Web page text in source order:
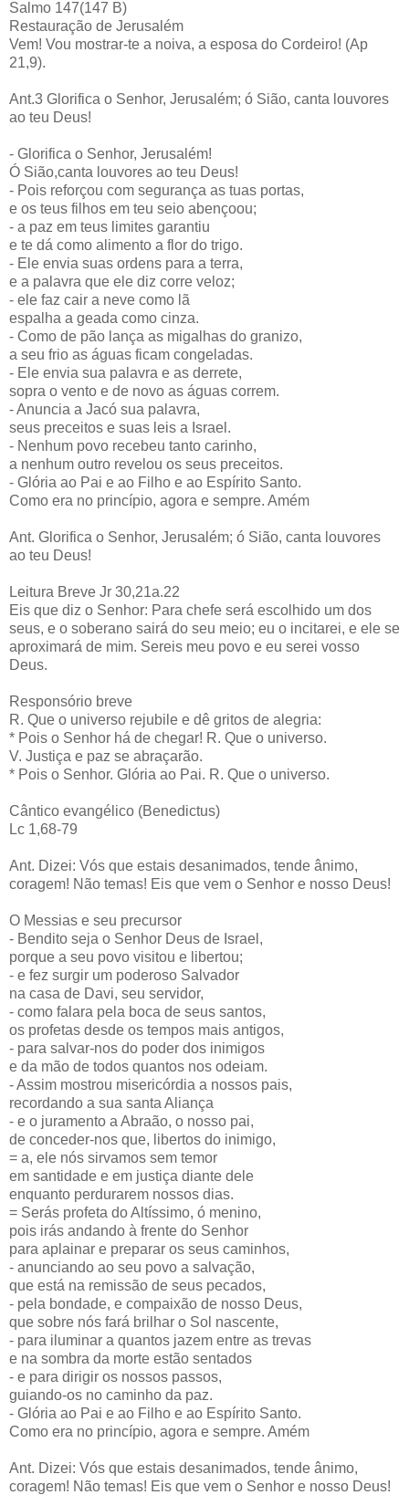
Salmo 147(147 B)
Restauração de Jerusalém
Vem! Vou mostrar-te a noiva, a esposa do Cordeiro! (Ap
21,9).
Ant.3 Glorifica o Senhor, Jerusalém; ó Sião, canta louvores
ao teu Deus!
- Glorifica o Senhor, Jerusalém!
Ó Sião,canta louvores ao teu Deus!
- Pois reforçou com segurança as tuas portas,
e os teus filhos em teu seio abençoou;
- a paz em teus limites garantiu
e te dá como alimento a flor do trigo.
- Ele envia suas ordens para a terra,
e a palavra que ele diz corre veloz;
- ele faz cair a neve como lã
espalha a geada como cinza.
- Como de pão lança as migalhas do granizo,
a seu frio as águas ficam congeladas.
- Ele envia sua palavra e as derrete,
sopra o vento e de novo as águas correm.
- Anuncia a Jacó sua palavra,
seus preceitos e suas leis a Israel.
- Nenhum povo recebeu tanto carinho,
a nenhum outro revelou os seus preceitos.
- Glória ao Pai e ao Filho e ao Espírito Santo.
Como era no princípio, agora e sempre. Amém
Ant. Glorifica o Senhor, Jerusalém; ó Sião, canta louvores
ao teu Deus!
Leitura Breve Jr 30,21a.22
Eis que diz o Senhor: Para chefe será escolhido um dos
seus, e o soberano sairá do seu meio; eu o incitarei, e ele se
aproximará de mim. Sereis meu povo e eu serei vosso
Deus.
Responsório breve
R. Que o universo rejubile e dê gritos de alegria:
* Pois o Senhor há de chegar! R. Que o universo.
V. Justiça e paz se abraçarão.
* Pois o Senhor. Glória ao Pai. R. Que o universo.
Cântico evangélico (Benedictus)
Lc 1,68-79
Ant. Dizei: Vós que estais desanimados, tende ânimo,
coragem! Não temas! Eis que vem o Senhor e nosso Deus!
O Messias e seu precursor
- Bendito seja o Senhor Deus de Israel,
porque a seu povo visitou e libertou;
- e fez surgir um poderoso Salvador
na casa de Davi, seu servidor,
- como falara pela boca de seus santos,
os profetas desde os tempos mais antigos,
- para salvar-nos do poder dos inimigos
e da mão de todos quantos nos odeiam.
- Assim mostrou misericórdia a nossos pais,
recordando a sua santa Aliança
- e o juramento a Abraão, o nosso pai,
de conceder-nos que, libertos do inimigo,
= a, ele nós sirvamos sem temor
em santidade e em justiça diante dele
enquanto perdurarem nossos dias.
= Serás profeta do Altíssimo, ó menino,
pois irás andando à frente do Senhor
para aplainar e preparar os seus caminhos,
- anunciando ao seu povo a salvação,
que está na remissão de seus pecados,
- pela bondade, e compaixão de nosso Deus,
que sobre nós fará brilhar o Sol nascente,
- para iluminar a quantos jazem entre as trevas
e na sombra da morte estão sentados
- e para dirigir os nossos passos,
guiando-os no caminho da paz.
- Glória ao Pai e ao Filho e ao Espírito Santo.
Como era no princípio, agora e sempre. Amém
Ant. Dizei: Vós que estais desanimados, tende ânimo,
coragem! Não temas! Eis que vem o Senhor e nosso Deus!